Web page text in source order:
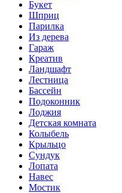
Букет
Шприц
Парилка
Из дерева
Гараж
Креатив
Ландшафт
Лестница
Бассейн
Подоконник
Лоджия
Детская комната
Колыбель
Крыльцо
Сундук
Лопата
Навес
Мостик